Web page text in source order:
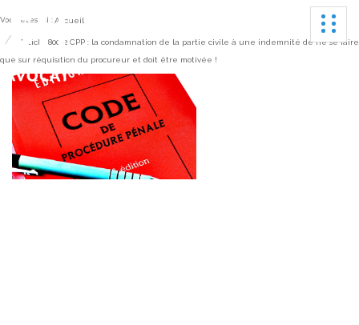
Vous êtes ici :Accueil
Article 800-2 CPP : la condamnation de la partie civile à une indemnité de ne se faire
que sur réquisition du procureur et doit être motivée !